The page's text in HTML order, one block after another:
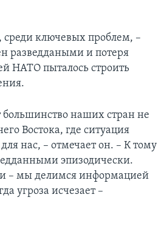
среди ключевых проблем, –
разведдаными и потеря
НАТО пыталось строить
большинство наших стран не
Востока, где ситуация
для нас, – отмечает он. – К тому
эпизодически.
– мы делимся информацией
угроза исчезает –